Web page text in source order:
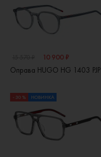
10 900 ₽
Оправа HUGO HG 1403 PJP
- 30 % НОВИНКА